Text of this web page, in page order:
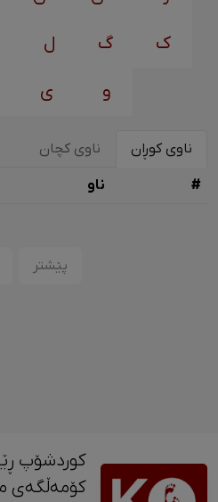
ک گ ل
و ی
ناوی کوڕان ناوی کچان
# ناو
پێشتر
کوردشۆپ
کۆمەڵگەی